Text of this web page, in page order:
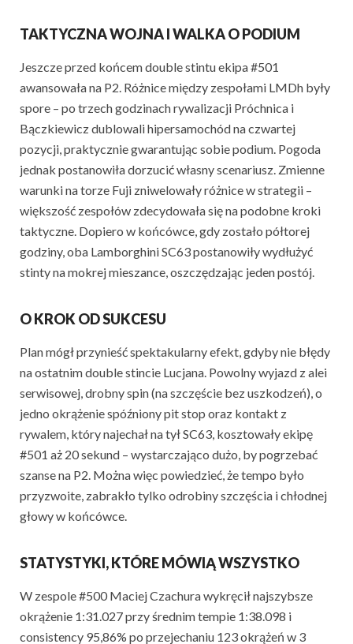
TAKTYCZNA WOJNA I WALKA O PODIUM
Jeszcze przed końcem double stintu ekipa #501
awansowała na P2. Różnice między zespołami LMDh były
spore – po trzech godzinach rywalizacji Próchnica i
Bączkiewicz dublowali hipersamochód na czwartej
pozycji, praktycznie gwarantując sobie podium. Pogoda
jednak postanowiła dorzucić własny scenariusz. Zmienne
warunki na torze Fuji zniwelowały różnice w strategii –
większość zespołów zdecydowała się na podobne kroki
taktyczne. Dopiero w końcówce, gdy zostało półtorej
godziny, oba Lamborghini SC63 postanowiły wydłużyć
stinty na mokrej mieszance, oszczędzając jeden postój.
O KROK OD SUKCESU
Plan mógł przynieść spektakularny efekt, gdyby nie błędy
na ostatnim double stincie Lucjana. Powolny wyjazd z alei
serwisowej, drobny spin (na szczęście bez uszkodzeń), o
jedno okrążenie spóźniony pit stop oraz kontakt z
rywalem, który najechał na tył SC63, kosztowały ekipę
#501 aż 20 sekund – wystarczająco dużo, by pogrzebać
szanse na P2. Można więc powiedzieć, że tempo było
przyzwoite, zabrakło tylko odrobiny szczęścia i chłodnej
głowy w końcówce.
STATYSTYKI, KTÓRE MÓWIĄ WSZYSTKO
W zespole #500 Maciej Czachura wykręcił najszybsze
okrążenie 1:31.027 przy średnim tempie 1:38.098 i
consistency 95,86% po przejechaniu 123 okrążeń w 3